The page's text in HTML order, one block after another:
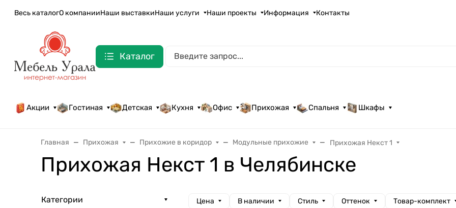
Весь каталогО компанииНаши выставкиНаши услуги Наши проекты Информация Контакты
Каталог
Акции Гостиная Детская Кухня Офис Прихожая Спальня Шкафы
Главная Прихожая Прихожие в коридор Модульные прихожие Прихожая Некст 1
Прихожая Некст 1 в Челябинске
Категории Цена В наличии Стиль Оттенок Товар-комплект